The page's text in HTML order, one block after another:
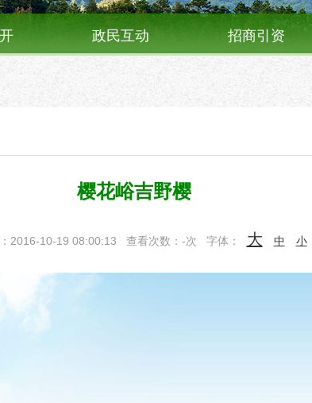
政民互动 招商引资
樱花峪吉野樱
2016-10-19 08:00:13 查看次数： -次 字体： 大 中 小